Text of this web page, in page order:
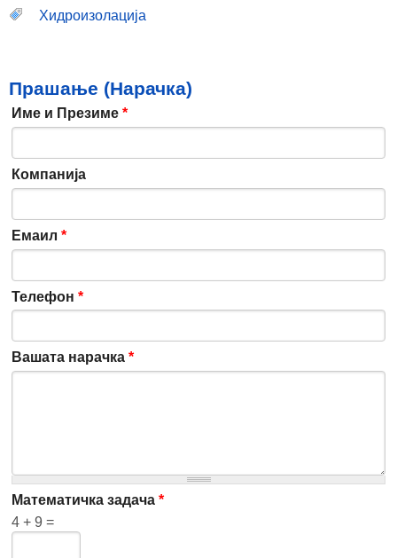
Хидроизолација
Прашање (Нарачка)
Име и Презиме*
Компанија
Емаил*
Телефон*
Вашата нарачка*
Математичка задача*
4 + 9 =